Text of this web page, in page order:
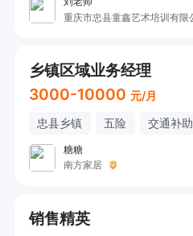
乡镇区域业务经理
3000-10000 元/月
忠县乡镇 五险 交通补助
糖糖
南方家居
销售精英